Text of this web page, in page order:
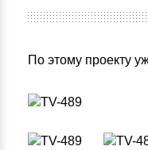
По этому проекту